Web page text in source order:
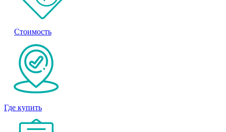
Стоимость
Где купить